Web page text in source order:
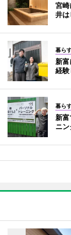
宮
井は
暮ら
新
経
暮ら
新
ニ